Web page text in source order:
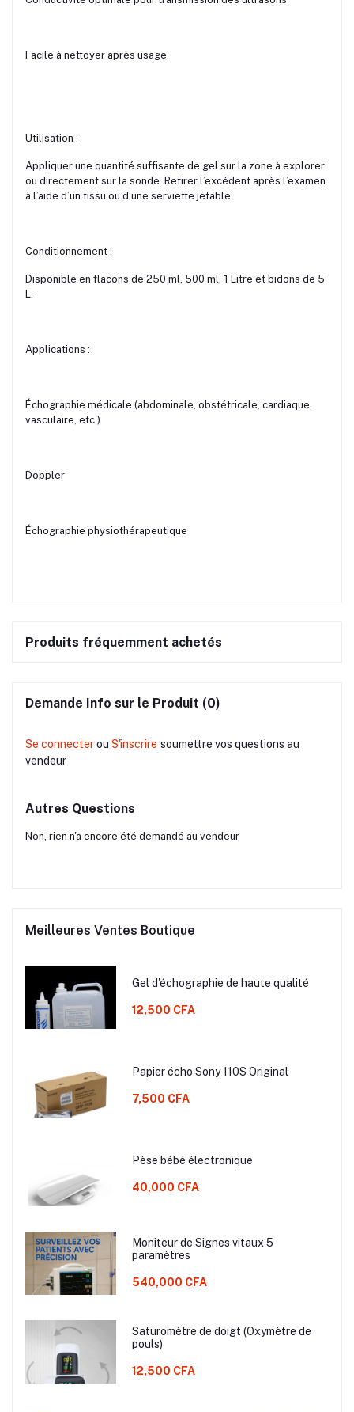
Facile à nettoyer après usage
Utilisation :
Appliquer une quantité suffisante de gel sur la zone à explorer
ou directement sur la sonde. Retirer l’excédent après l’examen
à l’aide d’un tissu ou d’une serviette jetable.
Conditionnement :
Disponible en flacons de 250 ml, 500 ml, 1 Litre et bidons de 5
L.
Applications :
Échographie médicale (abdominale, obstétricale, cardiaque,
vasculaire, etc.)
Doppler
Échographie physiothérapeutique
Produits fréquemment achetés
Demande Info sur le Produit (0)
Se connecterou S'inscrire soumettre vos questions au
vendeur
Autres Questions
Non, rien n'a encore été demandé au vendeur
Meilleures Ventes Boutique
Gel d'échographie de haute qualité
12,500 CFA
Papier écho Sony 110S Original
7,500 CFA
Pèse bébé électronique
40,000 CFA
Moniteur de Signes vitaux 5
paramètres
540,000 CFA
Saturomètre de doigt (Oxymètre de
pouls)
12,500 CFA